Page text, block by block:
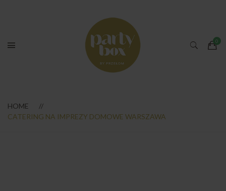
HOME
CATERING NA IMPREZY DOMOWE WARSZAWA